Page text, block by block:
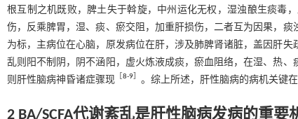
根互制之机既败，脾土失于斡旋，中州运化无权，湿浊酿生痰毒
伤，反乘脾胃，湿、痰、瘀交阻，加重肝损伤，二者互为因果，痰
为标，主病位在心脑，原发病位在肝，涉及肺脾肾诸脏，盖因肝
乱则阳不制阴，阴不涵阳，虚火炼液成痰，瘀血阻络，在湿、热
则肝性脑病神昏诸症骤现 ［8-9］ 。综上所述，肝性脑病的病机关键
2 BA/SCFA代谢紊乱是肝性脑病发病的重要